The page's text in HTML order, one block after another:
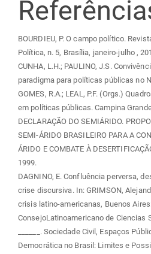
BOURDIEU, P. O campo político.
Política, n. 5, Brasília, janeiro-julho ,
CUNHA, L.H.; PAULINO, J.S.
paradigma para políticas públicas no
GOMES, R.A.; LEAL, P.F. (Orgs.)
em políticas públicas. Campina
DECLARAÇÃO DO SEMIÁRIDO.
SEMI-ÁRIDO BRASILEIRO PARA A
ÁRIDO E COMBATE À
1999.
DAGNINO, E. Confluência perversa,
crise discursiva. In: GRIMSON,
crisis latino-americanas, Buenos Aires:
ConsejoLatinoamericano de Ciencias
______. Sociedade Civil, Espaços
Democrática no Brasil: Limites e